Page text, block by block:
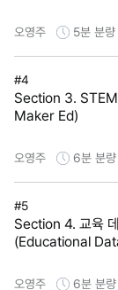
오영주 5분 분량
#4
Section 3.
Maker Ed)
오영주 6분 분량
#5
Section 4. 교육
(Educational
오영주 6분 분량